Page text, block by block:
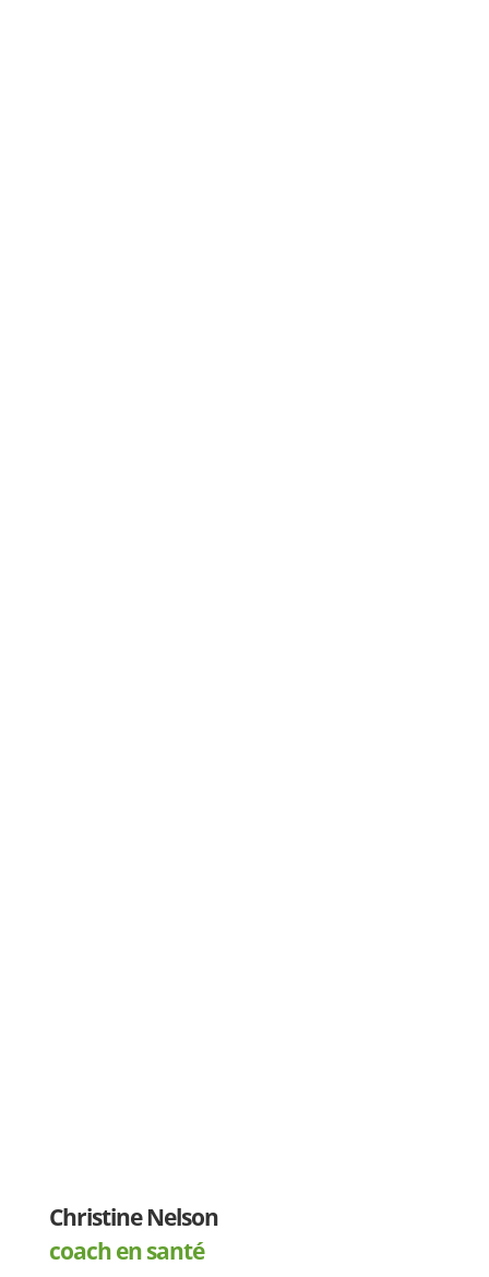
Christine Nelson
coach en santé